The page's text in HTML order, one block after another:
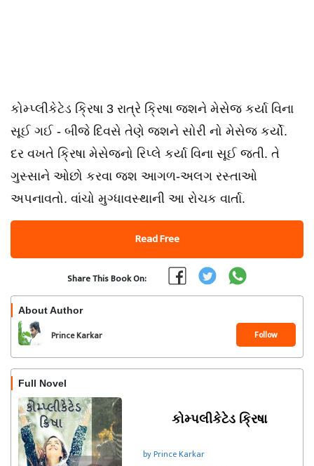
કોમ્પ્લીકેટેડ ક્રિષા 3 રાત્રે ક્રિષા જશને મેસેજ કર્યા વિના
સૂઈ ગઈ - બીજે દિવસે તેણે જશને સોરી નો મેસેજ કર્યો.
દર વખતે ક્રિષા મેસેજનો રિપ્લે કર્યા વિના સૂઈ જતી. તે
ગુસ્સાને ઓછો કરવા જશ આગળ-અલગ રસ્તાઓ
અપનાવતો. વાંચો મુગ્ધાવસ્થાની આ રોચક વાર્તા.
Read Free
Share This Book On:
About Author
Prince Karkar Follow
Full Novel
કોમ્પલીકેટેડ ક્રિષા
by Prince Karkar